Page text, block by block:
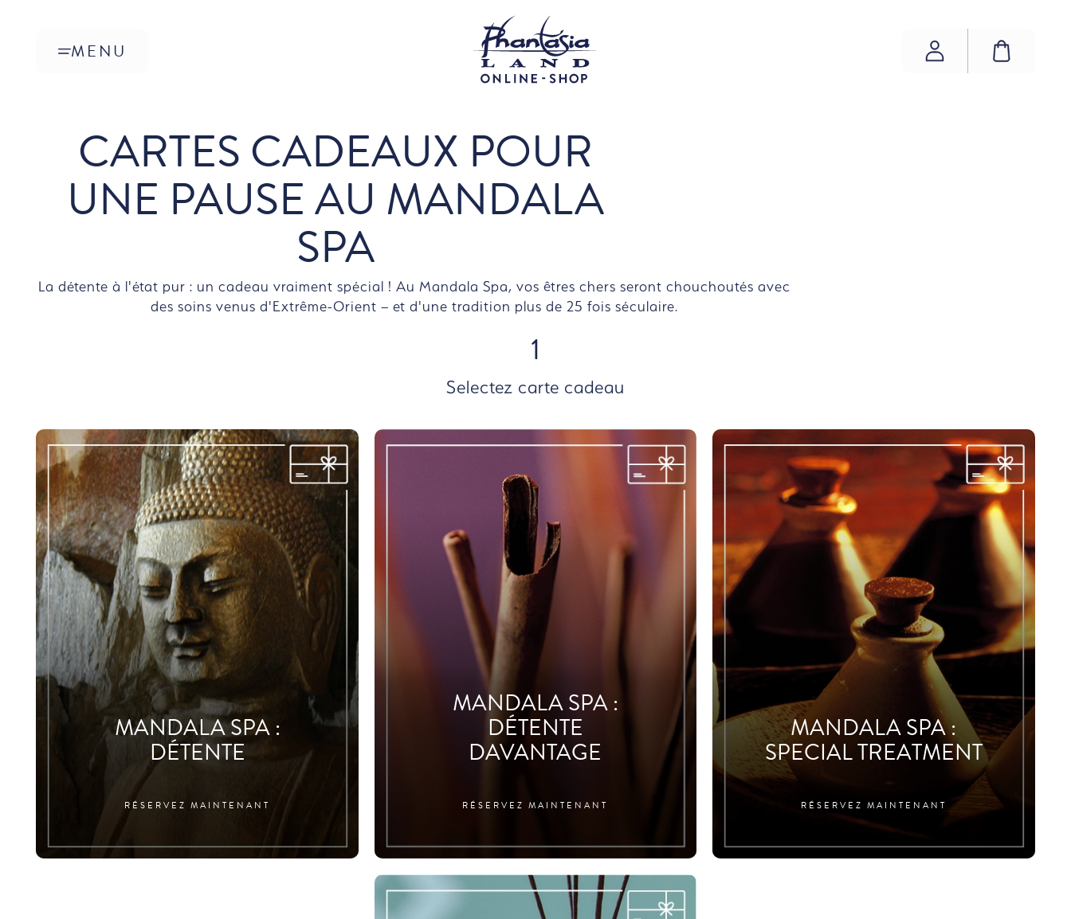
MENU
CARTES CADEAUX HÔTELS À THÈME
CARTES CADEAUX MANDALA SPA
BON DE VALEUR PHANTASIALAND
COMPTEPANIER
CARTES CADEAUX POUR
UNE PAUSE AU MANDALA
SPA
La détente à l'état pur : un cadeau vraiment spécial ! Au Mandala Spa, vos êtres chers seront chouchoutés avec
des soins venus d'Extrême-Orient – et d'une tradition plus de 25 fois séculaire.
1
Selectez carte cadeau
MANDALA SPA :
DÉTENTE
RÉSERVEZ MAINTENANT
MANDALA SPA :
DÉTENTE
DAVANTAGE
RÉSERVEZ MAINTENANT
MANDALA SPA :
SPECIAL TREATMENT
RÉSERVEZ MAINTENANT